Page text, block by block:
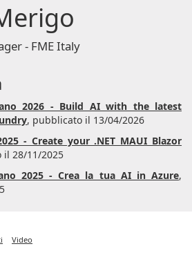
- FME Italy
2026 - Build AI with the latest
, pubblicato il 13/04/2026
- Create your .NET MAUI Blazor
il 28/11/2025
2025 - Crea la tua AI in Azure,
Video